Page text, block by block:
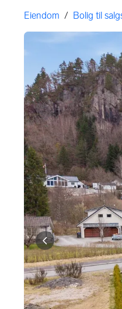
Her er du
Eiendom / Bolig til
Bildegalleri